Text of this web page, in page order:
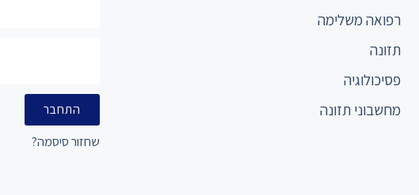
רפואה משלימה
תזונה
פסיכולוגיה
מחשבוני תזונה
התחבר
שחזור סיסמה?